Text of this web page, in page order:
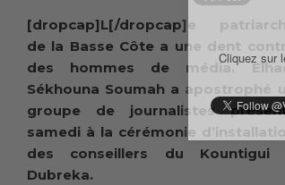
[dropcap]L[/dropcap]e
de la Basse Côte a une dent
des hommes de média.
Sékhouna Soumah a apostrophé
groupe de journalistes
samedi à la cérémonie
des conseillers du Kountigui
Dubreka.
Cliquez sur